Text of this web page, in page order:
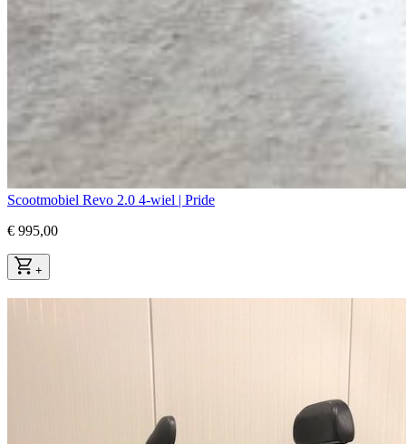
Scootmobiel Revo 2.0 4-wiel | Pride
€ 995,00
+